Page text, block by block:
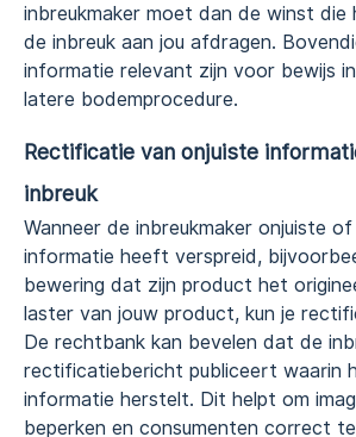
inbreukmaker moet dan de winst
de inbreuk aan jou afdragen.
informatie relevant zijn voor bewijs
latere bodemprocedure.
Rectificatie van onjuiste
inbreuk
Wanneer de inbreukmaker onjuiste of
informatie heeft verspreid,
bewering dat zijn product het
laster van jouw product, kun je
De rechtbank kan bevelen dat de
rectificatiebericht publiceert waarin
informatie herstelt. Dit helpt om
beperken en consumenten correct